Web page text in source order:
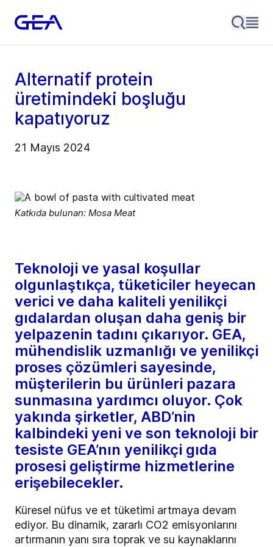
Alternatif protein
üretimindeki boşluğu
kapatıyoruz
21 Mayıs 2024
Katkıda bulunan: Mosa Meat
Teknoloji ve yasal koşullar
olgunlaştıkça, tüketiciler heyecan
verici ve daha kaliteli yenilikçi
gıdalardan oluşan daha geniş bir
yelpazenin tadını çıkarıyor. GEA,
mühendislik uzmanlığı ve yenilikçi
proses çözümleri sayesinde,
müşterilerin bu ürünleri pazara
sunmasına yardımcı oluyor. Çok
yakında şirketler, ABD’nin
kalbindeki yeni ve son teknoloji bir
tesiste GEA’nın yenilikçi gıda
prosesi geliştirme hizmetlerine
erişebilecekler.
Küresel nüfus ve et tüketimi artmaya devam
ediyor. Bu dinamik, zararlı CO2 emisyonlarını
artırmanın yanı sıra toprak ve su kaynaklarını